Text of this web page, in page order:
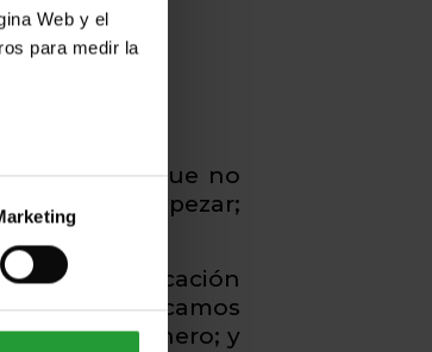
Web y el
para medir la
o puede que no
dónde empezar;
la educación
te explicamos
necesitas dinero; y